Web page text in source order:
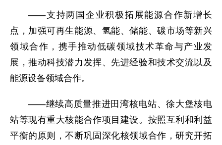
——支持两国企业积极拓展能源合作新增长
点，加强可再生能源、氢能、储能、碳市场等新兴
领域合作，携手推动低碳领域技术革命与产业发
展，推动科技潜力发挥、先进经验和技术交流以及
能源设备领域合作。
——继续高质量推进田湾核电站、徐大堡核电
站等现有重大核能合作项目建设。按照互利和利益
平衡的原则，不断巩固深化核领域合作，研究开拓